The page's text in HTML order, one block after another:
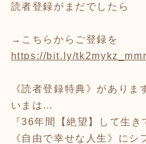
読者登録がまだでしたら
→こちらからご登録を
https://bit.ly/
《読者登録特典》がありま
いまは…
『36年間【絶望】して生き
《自由で幸せな人生》にシ